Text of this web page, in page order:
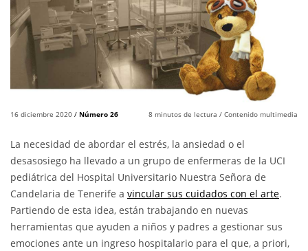
16 diciembre 2020 / Número 26 8 minutos de lectura / Contenido multimedia
La necesidad de abordar el estrés, la ansiedad o el
desasosiego ha llevado a un grupo de enfermeras de la UCI
pediátrica del Hospital Universitario Nuestra Señora de
Candelaria de Tenerife a vincular sus cuidados con el arte.
Partiendo de esta idea, están trabajando en nuevas
herramientas que ayuden a niños y padres a gestionar sus
emociones ante un ingreso hospitalario para el que, a priori,